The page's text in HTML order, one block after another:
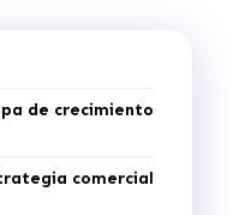
de crecimiento
comercial